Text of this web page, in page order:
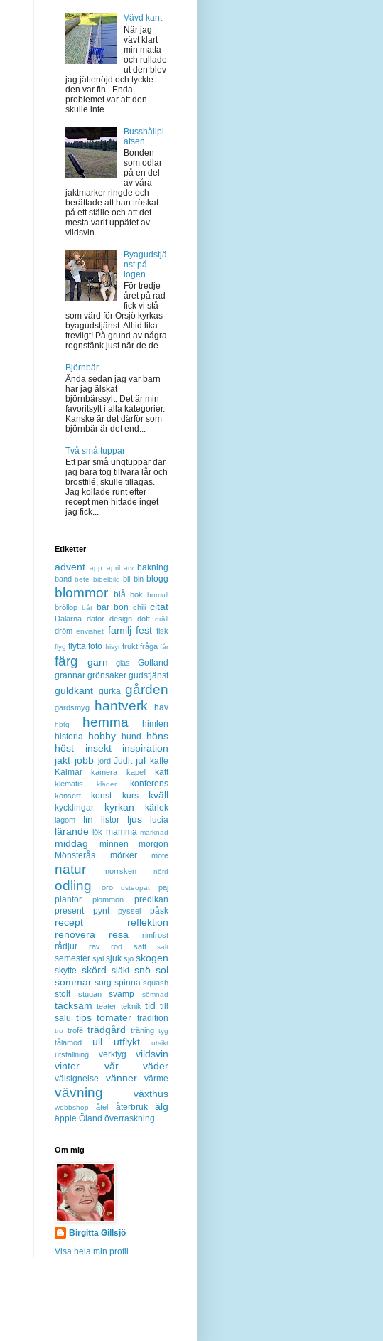
Vävd kant
När jag
vävt klart
min matta
och rullade
ut den blev
jag jättenöjd och tyckte
den var fin. Enda
problemet var att den
skulle inte ...
Busshållpl
atsen
Bonden
som odlar
på en del
av våra
jaktmarker ringde och
berättade att han tröskat
på ett ställe och att det
mesta varit uppätet av
vildsvin...
Byagudstjä
nst på
logen
För tredje
året på rad
fick vi stå
som värd för Örsjö kyrkas
byagudstjänst. Alltid lika
trevligt! På grund av några
regnstänk just när de de...
Björnbär
Ända sedan jag var barn
har jag älskat
björnbärssylt. Det är min
favoritsylt i alla kategorier.
Kanske är det därför som
björnbär är det end...
Två små tuppar
Ett par små ungtuppar där
jag bara tog tillvara lår och
bröstfilé, skulle tillagas.
Jag kollade runt efter
recept men hittade inget
jag fick...
Etiketter
advent app april arv bakning
band bete bibelbild bil bin blogg
blommor blå bok bomull
bröllop båt bär bön chili citat
Dalarna dator design doft dräll
dröm envishet familj fest fisk
flyg flytta foto frisyr frukt fråga får
färg garn glas
Gotland
grannar grönsaker gudstjänst
guldkant gurka gården
gärdsmyg hantverk hav
hbtq hemma
himlen
historia hobby hund
höns
höst
insekt
inspiration
jakt jobb jord Judit jul kaffe
Kalmar
kamera kapell katt
klematis kläder konferens
konsert konst kurs kväll
kycklingar kyrkan kärlek
lagom lin listor ljus lucia
lärande lök mamma marknad
middag minnen
morgon
Mönsterås
mörker möte
natur norrsken nörd
odling oro osteopat paj
plantor plommon
predikan
present
pynt pyssel påsk
recept
reflektion
renovera
resa rimfrost
rådjur räv röd saft salt
semester sjal sjuk sjö skogen
skytte skörd släkt snö sol
sommar sorg spinna squash
stolt stugan svamp sömnad
tacksam teater teknik tid till
salu tips tomater tradition
tro trofé trädgård träning tyg
tålamod ull utflykt utsikt
utställning verktyg
vildsvin
vinter
vår väder
välsignelse vänner värme
vävning växthus
webbshop åtel återbruk älg
äpple Öland överraskning
Om mig
Birgitta Gillsjö
Visa hela min profil